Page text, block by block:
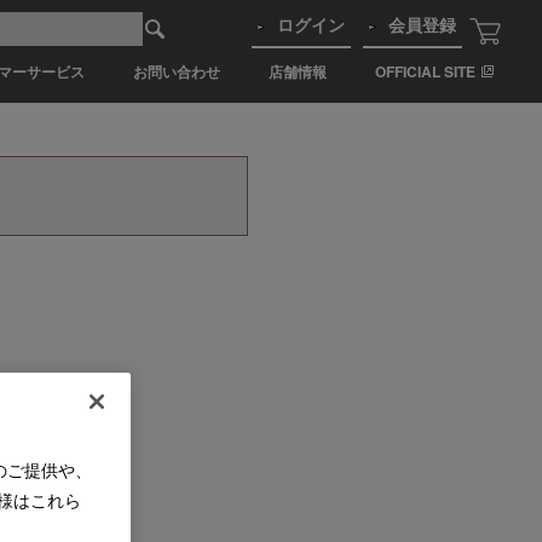
ーサービス お問い合わせ 店舗情報 OFFICIAL SITE
ログイン 会員登録
提供や、
はこれら